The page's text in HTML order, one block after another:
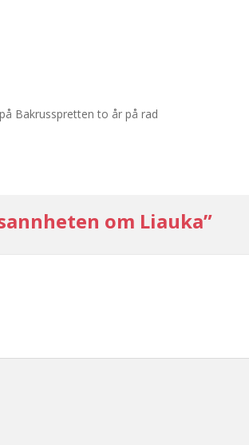
Bakrusspretten to år på rad
om Liauka”